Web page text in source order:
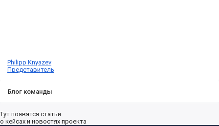
Philipp Knyazev
Представитель
Блог команды
Тут появятся статьи
о кейсах и новостях проекта